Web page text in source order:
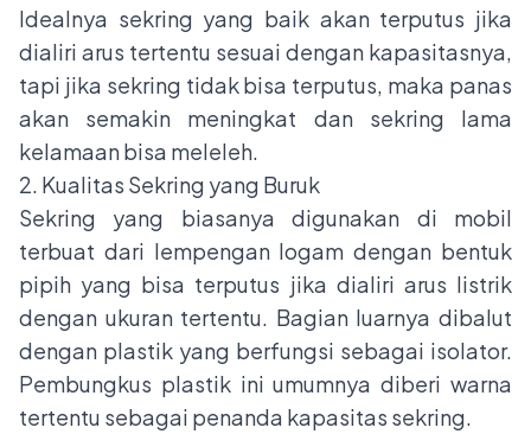
Idealnya sekring yang baik akan terputus jika
dialiri arus tertentu sesuai dengan kapasitasnya,
tapi jika sekring tidak bisa terputus, maka panas
akan semakin meningkat dan sekring lama
kelamaan bisa meleleh.
2. Kualitas Sekring yang Buruk
Sekring yang biasanya digunakan di mobil
terbuat dari lempengan logam dengan bentuk
pipih yang bisa terputus jika dialiri arus listrik
dengan ukuran tertentu. Bagian luarnya dibalut
dengan plastik yang berfungsi sebagai isolator.
Pembungkus plastik ini umumnya diberi warna
tertentu sebagai penanda kapasitas sekring.